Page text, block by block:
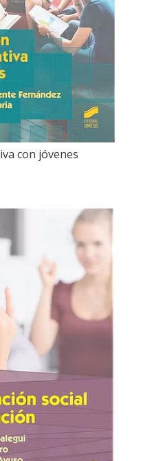
con jóvenes